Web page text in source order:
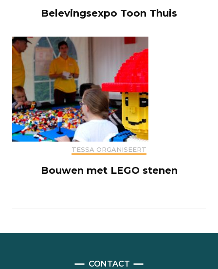
Belevingsexpo Toon Thuis
TESSA ORGANISEERT
Bouwen met LEGO stenen
CONTACT